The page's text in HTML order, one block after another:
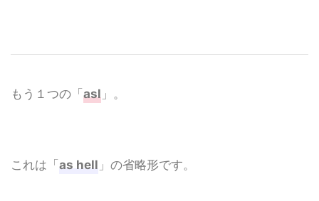
もう１つの「 asl 」。
これは「 as hell 」の省略形です。